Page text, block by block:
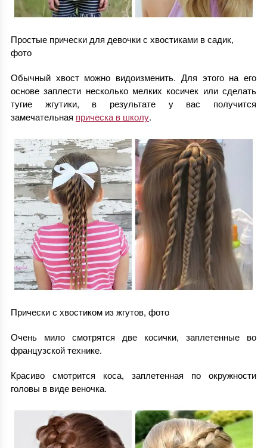
Простые прически для девочки с хвостиками в садик,
фото
Обычный хвост можно видоизменить. Для этого на его
основе заплести несколько мелких косичек или сделать
тугие жгутики, в результате у вас получится
замечательная прическа в школу.
Прически с хвостиком из жгутов, фото
Очень мило смотрятся две косички, заплетенные во
французской технике.
Красиво смотрится коса, заплетенная по окружности
головы в виде веночка.